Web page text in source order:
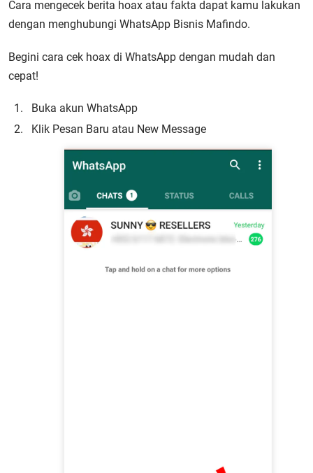
Cara mengecek berita hoax atau fakta dapat kamu lakukan
dengan menghubungi WhatsApp Bisnis Mafindo.
Begini cara cek hoax di WhatsApp dengan mudah dan
cepat!
Buka akun WhatsApp
Klik Pesan Baru atau New Message